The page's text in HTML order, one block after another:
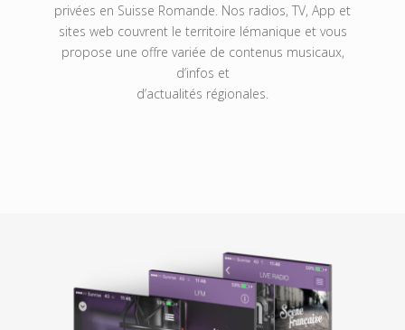
privées en Suisse Romande. Nos radios, TV, App et
sites web couvrent le territoire lémanique et vous
propose une offre variée de contenus musicaux,
d’infos et
d’actualités régionales.